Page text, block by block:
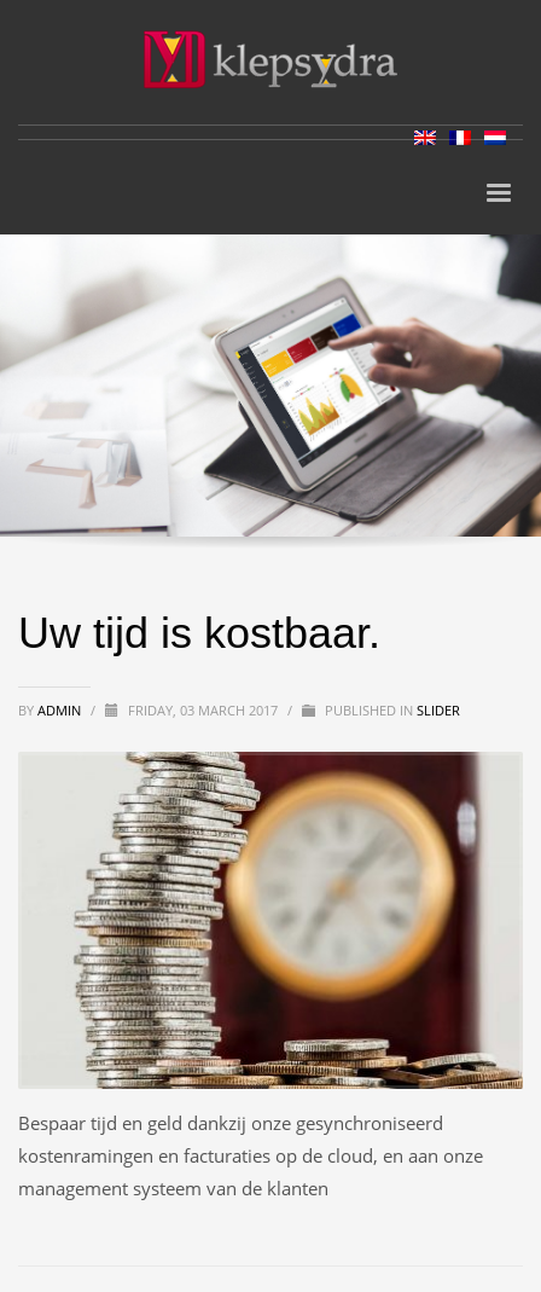
Uw tijd is kostbaar.
BY ADMIN / FRIDAY, 03 MARCH 2017 / PUBLISHED IN SLIDER
Bespaar tijd en geld dankzij onze gesynchroniseerd
kostenramingen en facturaties op de cloud, en aan onze
management systeem van de klanten